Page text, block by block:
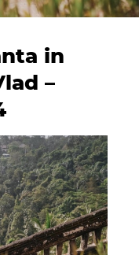
in
–